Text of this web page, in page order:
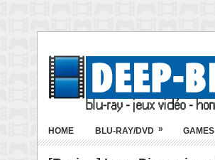
HOME BLU-RAY/DVD » GAMES